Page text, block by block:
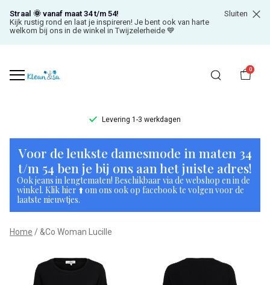
Straal 🌞 vanaf maat 34 t/m 54!
Kijk rustig rond en laat je inspireren! Je bent ook van harte
welkom bij ons in de winkel in Twijzelerheide 💙
Sluiten
0
Levering 1-3 werkdagen
&Co
Woman
Lucille
-
Klean
Voor de leukste damesmode in maten 34
t/m 54 ben je bij ons aan het juiste adres!
Ook jeans in lengtematen! Beschikbaar via de webshop en in de
winkel. Klik hier ⬆️ om ons ook op facebook te volgen voor de
laatste nieuwtjes.
Home &Co Woman Lucille